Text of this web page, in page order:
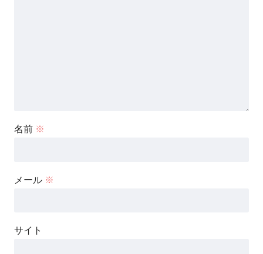
名前 ※
メール ※
サイト